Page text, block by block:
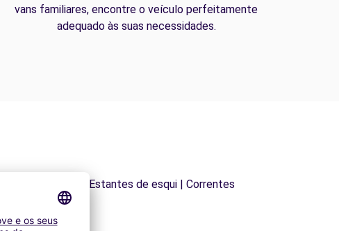
vans familiares, encontre o veículo perfeitamente
adequado às suas necessidades.
de Tejadilho | Estantes de esqui | Correntes